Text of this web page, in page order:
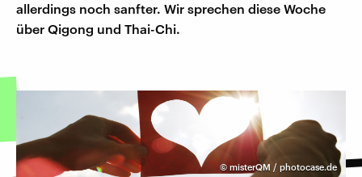
allerdings noch sanfter. Wir sprechen diese Woche
über Qigong und Thai-Chi.
©misterQM / photocase.de